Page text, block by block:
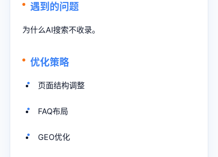
遇到的问题
为什么AI搜索不收录。
优化策略
页面结构调整
FAQ布局
GEO优化